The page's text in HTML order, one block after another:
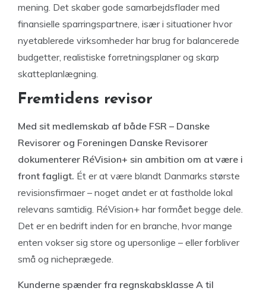
mening. Det skaber gode samarbejdsflader med
finansielle sparringspartnere, især i situationer hvor
nyetablerede virksomheder har brug for balancerede
budgetter, realistiske forretningsplaner og skarp
skatteplanlægning.
Fremtidens revisor
Med sit medlemskab af både FSR – Danske
Revisorer og Foreningen Danske Revisorer
dokumenterer RéVision+ sin ambition om at være i
front fagligt. Ét er at være blandt Danmarks største
revisionsfirmaer – noget andet er at fastholde lokal
relevans samtidig. RéVision+ har formået begge dele.
Det er en bedrift inden for en branche, hvor mange
enten vokser sig store og upersonlige – eller forbliver
små og nicheprægede.
Kunderne spænder fra regnskabsklasse A til